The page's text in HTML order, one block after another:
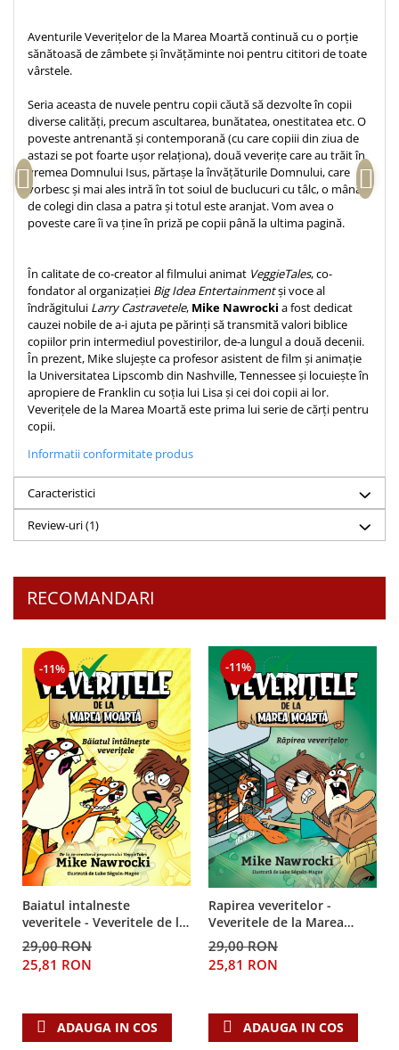
A doua venire
Apologetica
Istoria Bisericii
Misiune
Viata crestina
Contemporaneitate
Devotional
Schimbarea caracterului
Slujire
Suferinta
Viata din belsug
Viata de zi cu zi
Despre afaceri
Dezvoltare personala
Leadership
Mediu
Sanatate / nutritie
Aventurile Veverițelor de la Marea Moartă continuă cu o porție
sănătoasă de zâmbete și învățăminte noi pentru cititori de toate
vârstele.
Seria aceasta de nuvele pentru copii căută să dezvolte în copii
diverse calități, precum ascultarea, bunătatea, onestitatea etc. O
poveste antrenantă și contemporană (cu care copiii din ziua de
astazi se pot foarte ușor relaționa), două veverițe care au trăit în
vremea Domnului Isus, părtașe la învățăturile Domnului, care
vorbesc și mai ales intră în tot soiul de buclucuri cu tâlc, o mână
de colegi din clasa a patra și totul este aranjat. Vom avea o
poveste care îi va ține în priză pe copii până la ultima pagină.
În calitate de co-creator al filmului animat VeggieTales, co-
fondator al organizației Big Idea Entertainmentși voce al
îndrăgitului Larry Castravetele, Mike Nawrocki a fost dedicat
cauzei nobile de a-i ajuta pe părinți să transmită valori biblice
copiilor prin intermediul povestirilor, de-a lungul a două decenii.
În prezent, Mike slujește ca profesor asistent de film și animație
la Universitatea Lipscomb din Nashville, Tennessee și locuiește în
apropiere de Franklin cu soția lui Lisa și cei doi copii ai lor.
Veverițele de la Marea Moartă este prima lui serie de cărți pentru
copii.
Informatii conformitate produs
Caracteristici
Review-uri(1)
RECOMANDARI
-11%
Baiatul intalneste
veveritele - Veveritele de la
Marea Moarta, vol. 2
29,00 RON
25,81 RON
ADAUGA IN COS
-11%
Rapirea veveritelor -
Veveritele de la Marea
Moarta, vol. 4
29,00 RON
25,81 RON
ADAUGA IN COS